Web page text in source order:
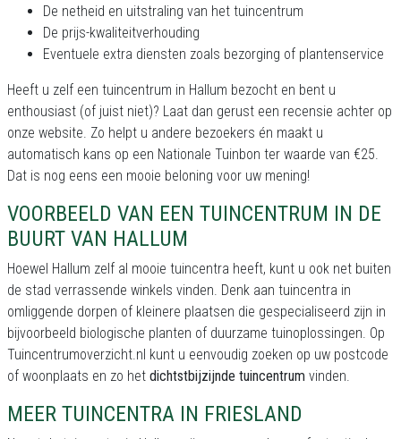
De netheid en uitstraling van het tuincentrum
De prijs-kwaliteitverhouding
Eventuele extra diensten zoals bezorging of plantenservice
Heeft u zelf een tuincentrum in Hallum bezocht en bent u
enthousiast (of juist niet)? Laat dan gerust een recensie achter op
onze website. Zo helpt u andere bezoekers én maakt u
automatisch kans op een Nationale Tuinbon ter waarde van €25.
Dat is nog eens een mooie beloning voor uw mening!
VOORBEELD VAN EEN TUINCENTRUM IN DE
BUURT VAN HALLUM
Hoewel Hallum zelf al mooie tuincentra heeft, kunt u ook net buiten
de stad verrassende winkels vinden. Denk aan tuincentra in
omliggende dorpen of kleinere plaatsen die gespecialiseerd zijn in
bijvoorbeeld biologische planten of duurzame tuinoplossingen. Op
Tuincentrumoverzicht.nl kunt u eenvoudig zoeken op uw postcode
of woonplaats en zo het dichtstbijzijnde tuincentrum vinden.
MEER TUINCENTRA IN FRIESLAND